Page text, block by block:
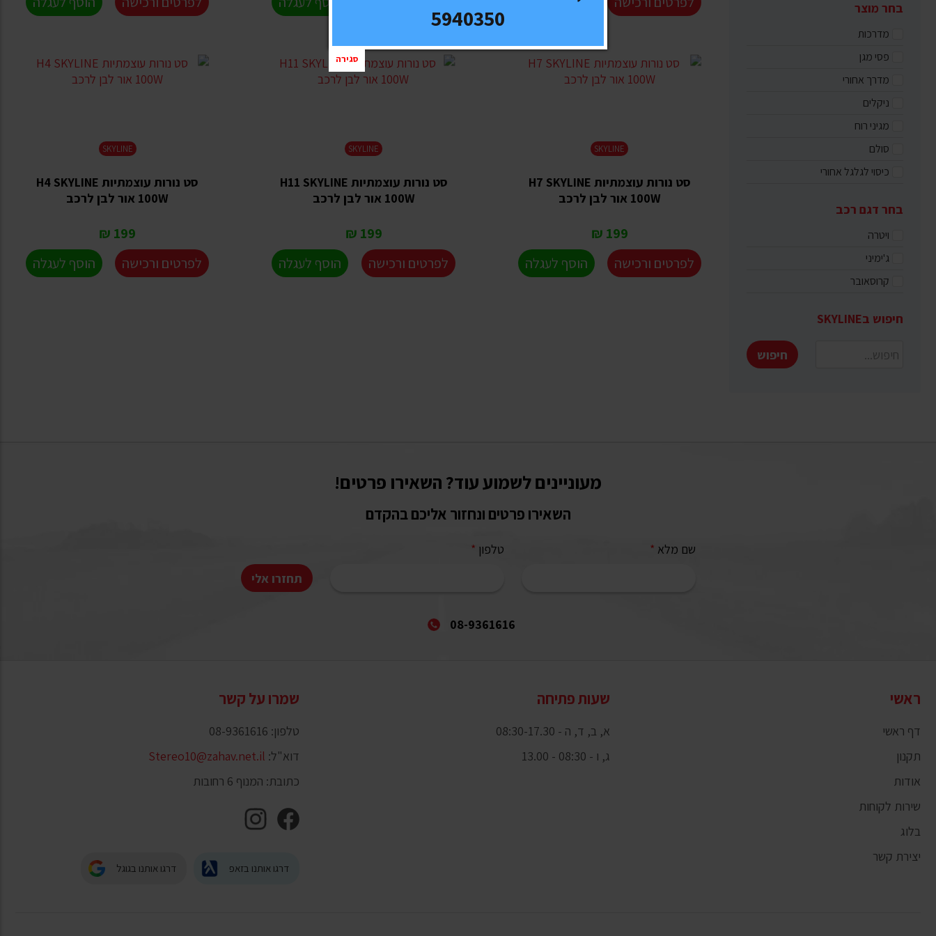
בחר מוצר
מדרכות
פסי מגן
מדרך אחורי
ניקלים
מגיני רוח
סולם
כיסוי לגלגל אחורי
בחר דגם רכב
ויטרה
ג'ימיני
קרוסאובר
חיפוש בSKYLINE
חיפוש
SKYLINE
סט נורות עוצמתיות H7 SKYLINE
100W אור לבן לרכב
199 ₪
לפרטים ורכישה
הוסף לעגלה
SKYLINE
סט נורות עוצמתיות H11 SKYLINE
100W אור לבן לרכב
199 ₪
לפרטים ורכישה
הוסף לעגלה
SKYLINE
סט נורות עוצמתיות H4 SKYLINE
100W אור לבן לרכב
199 ₪
לפרטים ורכישה
הוסף לעגלה
מעוניינים לשמוע עוד? השאירו פרטים!
השאירו פרטים ונחזור אליכם בהקדם
שם מלא * טלפון *
תחזרו אלי
08-9361616
ראשי
דף ראשי
תקנון
אודות
שירות לקוחות
בלוג
יצירת קשר
שעות פתיחה
א, ב, ד, ה - 08:30-17.30
ג, ו - 08:30 - 13.00
שמרו על קשר
טלפון: 08-9361616
דוא"ל: Stereo10@zahav.net.il
כתובת: המנוף 6 רחובות
דרגו אותנו בזאפ דרגו אותנו בגוגל
5940350
סגירה